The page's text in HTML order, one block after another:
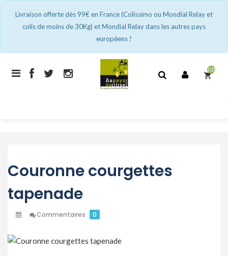
Livraison offerte dès 99€ en France (Colissimo ou Mondial Relay et
colis de moins de 30Kg) et Mondial Relay dans les autres pays
européens !
shopping_cart
(0)
Couronne courgettes
tapenade
Commentaires 0